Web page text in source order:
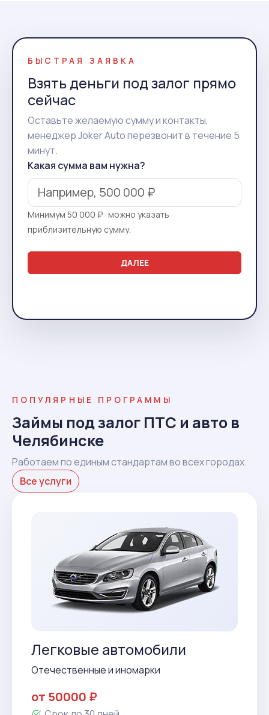
БЫСТРАЯ ЗАЯВКА
Взять деньги под залог прямо
сейчас
Оставьте желаемую сумму и контакты,
менеджер Joker Auto перезвонит в течение 5
минут.
Какая сумма вам нужна?
Минимум 50 000 ₽ · можно указать
приблизительную сумму.
ДАЛЕЕ
ПОПУЛЯРНЫЕ ПРОГРАММЫ
Займы под залог ПТС и авто в
Челябинске
Работаем по единым стандартам во всех городах.
Все услуги
Легковые автомобили
Отечественные и иномарки
от 50000 ₽